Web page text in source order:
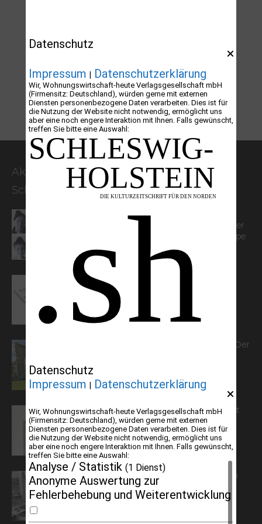
Aktuelle Artikel der Kulturzeitschrift
Schleswig-Holstein
100 Jahre James Krüss. Ein
Dichterwettstreit auf Helgoland oder
Sieben Helgas auf der Hummerklippe
Frühjahr 2026 – Editorial
Zwischen Armutsideal und Politik. Der
Dieter Pape. Ein Leben für die Kunst
Boy Lornsen zum 30. Todestag. Von
Steinen, Büchern und Himbeersaft
Datenschutz
Impressum | Datenschutzerklärung
Wir, Wohnungswirtschaft-heute Verlagsgesellschaft mbH
(Firmensitz: Deutschland), würden gerne mit externen
Diensten personenbezogene Daten verarbeiten. Dies ist für
die Nutzung der Website nicht notwendig, ermöglicht uns
aber eine noch engere Interaktion mit Ihnen. Falls gewünscht,
treffen Sie bitte eine Auswahl:
Datenschutz
Impressum
Datenschutzerklärung
Wir, Wohnungswirtschaft-heute Verlagsgesellschaft mbH
(Firmensitz: Deutschland), würden gerne mit externen
Diensten personenbezogene Daten verarbeiten. Dies ist für
die Nutzung der Website nicht notwendig, ermöglicht uns
aber eine noch engere Interaktion mit Ihnen. Falls gewünscht,
treffen Sie bitte eine Auswahl:
Analyse / Statistik (1 Dienst)
Anonyme Auswertung zur
Fehlerbehebung und Weiterentwicklung